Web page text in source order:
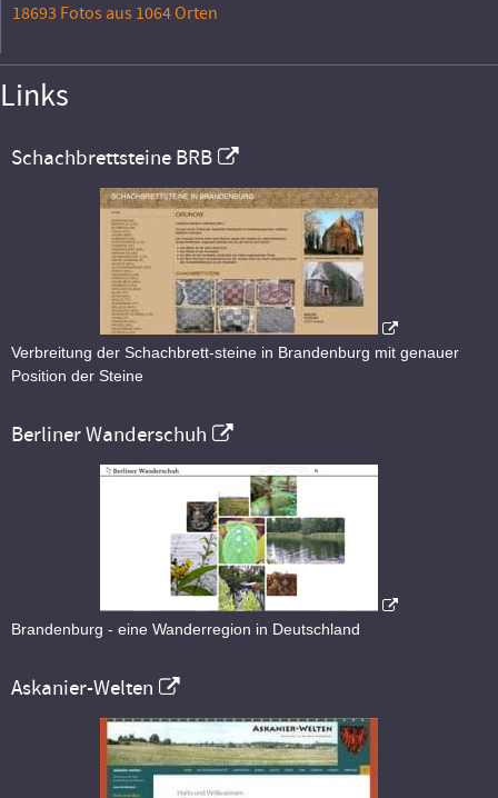
18693 Fotos aus 1064 Orten
Links
Schachbrettsteine BRB
Verbreitung der Schachbrett-steine in Brandenburg mit genauer
Position der Steine
Berliner Wanderschuh
Brandenburg - eine Wanderregion in Deutschland
Askanier-Welten